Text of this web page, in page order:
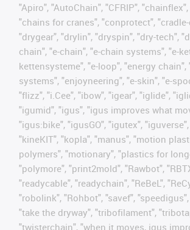
"Apiro", "AutoChain", "CFRIP",
"chains for cranes", "conprotect", "cradle-
"drygear", "drylin", "dryspin", "dry-tech",
chain", "e-chain", "e-chain systems", "e-
kettensysteme", "e-loop", "energy
systems", "enjoyneering", "e-skin", "e-
"flizz", "i.Cee", "ibow", "igear", "iglide",
"igumid", "igus", "igus improves what
"igus:bike", "igusGO", "igutex",
"kineKIT", "kopla", "manus", "motion
polymers", "motionary", "plastics for
"polymore", "print2mold", "Rawbot",
"readycable", "readychain", "ReBeL",
"robolink", "Rohbot", "savef",
"take the dryway", "tribofilament",
"twisterchain", "when it moves, igus